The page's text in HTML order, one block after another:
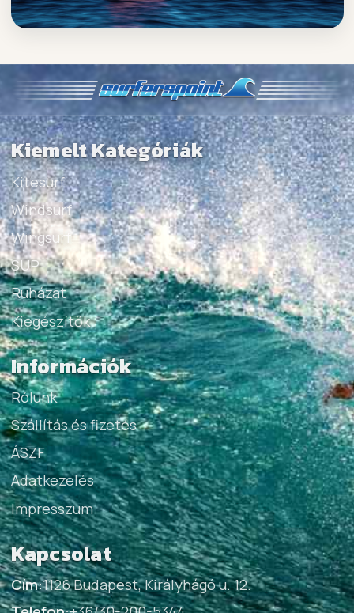
Kiemelt Kategóriák
Kitesurf
Windsurf
Wingsurf
SUP
Ruházat
Kiegészítők
Információk
Rólunk
Szállítás és fizetés
ÁSZF
Adatkezelés
Impresszum
Kapcsolat
Cím:1126 Budapest, Királyhágó u. 12.